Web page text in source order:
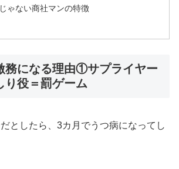
ゃない商社マンの特徴
務になる理由①サプライヤー
り役＝罰ゲーム
としたら、3カ月でうつ病になってし